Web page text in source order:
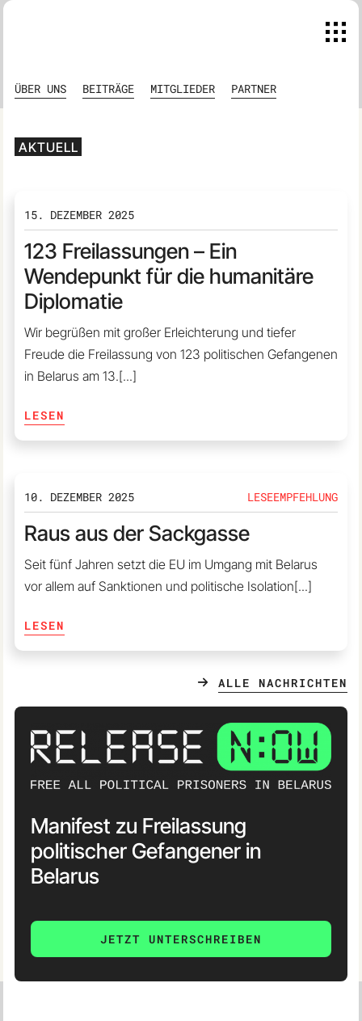
Skip
ÜBER UNS BEITRÄGE MITGLIEDER PARTNER
AKTUELL
15. DEZEMBER 2025
123 Freilassungen – Ein
Wendepunkt für die humanitäre
Diplomatie
Wir begrüßen mit großer Erleichterung und tiefer
Freude die Freilassung von 123 politischen Gefangenen
in Belarus am 13.[...]
LESEN
10. DEZEMBER 2025 LESEEMPFEHLUNG
Raus aus der Sackgasse
Seit fünf Jahren setzt die EU im Umgang mit Belarus
vor allem auf Sanktionen und politische Isolation[...]
LESEN
ALLE NACHRICHTEN
Manifest zu Freilassung
politischer Gefangener in
Belarus
JETZT UNTERSCHREIBEN